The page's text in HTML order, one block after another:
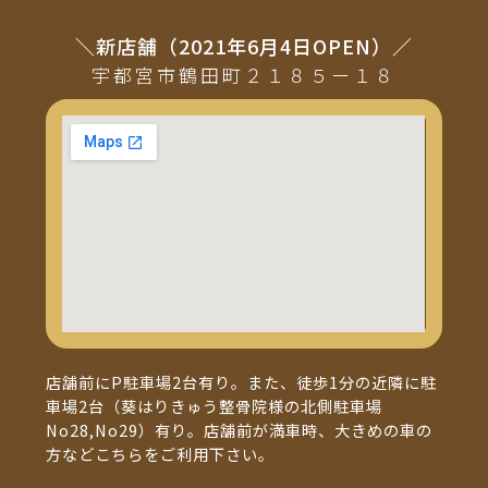
＼新店舗（2021年6月4日OPEN）／
宇都宮市鶴田町２１８５ー１８
店舗前にP駐車場2台有り。また、徒歩1分の近隣に駐
車場2台（葵はりきゅう整骨院様の北側駐車場
No28,No29）有り。店舗前が満車時、大きめの車の
方などこちらをご利用下さい。